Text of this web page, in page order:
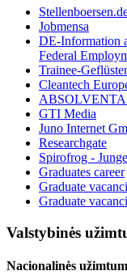
Jobmensa
DE-Information
Federal
Trainee-Geflüster
Cleantech
ABSOLVENTA
GTI Media
Juno Internet
Researchgate
Spirofrog -
Graduates career
Graduate
Graduate
Valstybinės
Nacionalinės